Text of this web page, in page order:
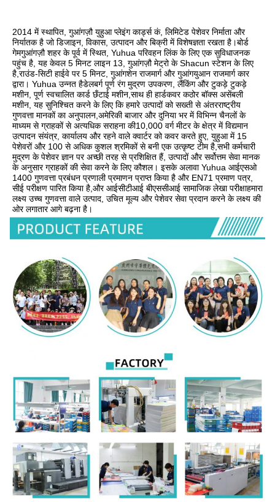
2014 में स्थापित, गुआंगज़ौ युहुआ प्लेइंग कार्ड्स कं, लिमिटेड पेशेवर निर्माता और
निर्यातक है जो डिजाइन, विकास, उत्पादन और बिक्री में विशेषज्ञता रखता है।बोर्ड
गेमगुआंगज़ौ शहर के पूर्व में स्थित, Yuhua परिवहन लिंक के लिए एक सुविधाजनक
पहुंच है, यह केवल 5 मिनट लाइन 13, गुआंगज़ौ मेट्रो के Shacun स्टेशन के लिए
है,राउंड-सिटी हाईवे पर 5 मिनट, गुआंगशेन राजमार्ग और गुआंगयुआन राजमार्ग कार
द्वारा। Yuhua उन्नत हैडेलबर्ग पूर्ण रंग मुद्रण उपकरण, लैंकिंग और टुकड़े टुकड़े
मशीन, पूर्ण स्वचालित कार्ड छँटाई मशीन,साथ ही हार्डकवर कठोर बॉक्स असेंबली
मशीन, यह सुनिश्चित करने के लिए कि हमारे उत्पादों को सख्ती से अंतरराष्ट्रीय
गुणवत्ता मानकों का अनुपालन,अमेरिकी बाजार और दुनिया भर में विभिन्न चैनलों के
माध्यम से ग्राहकों से अत्यधिक सराहना की10,000 वर्ग मीटर के क्षेत्र में विद्यमान
उत्पादन संयंत्र, कार्यालय और रहने वाले क्वार्टर को कवर करते हुए, युहुआ में 15
पेशेवरों और 100 से अधिक कुशल श्रमिकों से बनी एक उत्कृष्ट टीम है,सभी कर्मचारी
मुद्रण के पेशेवर ज्ञान पर अच्छी तरह से प्रशिक्षित हैं, उत्पादों और सर्वोत्तम सेवा मानक
के अनुसार ग्राहकों की सेवा करने के लिए कौशल। इसके अलावा Yuhua आईएसओ
1400 गुणवत्ता प्रबंधन प्रणाली प्रमाणन प्राप्त किया है और EN71 प्रमाण पत्र,
सीई परीक्षण पारित किया है,और आईसीटीआई बीएससीआई सामाजिक लेखा परीक्षाहमारा
लक्ष्य उच्च गुणवत्ता वाले उत्पाद, उचित मूल्य और पेशेवर सेवा प्रदान करने के लक्ष्य की
ओर लगातार आगे बढ़ना है।